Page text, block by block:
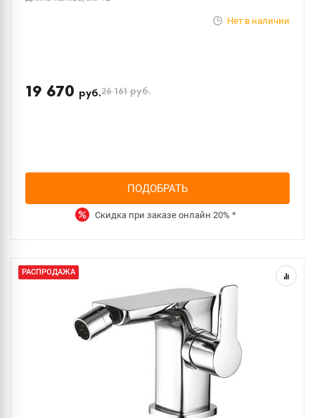
Нет в наличии
19 670 руб.26 161руб.
ПОДОБРАТЬ
Скидка при заказе онлайн 20% *
РАСПРОДАЖА